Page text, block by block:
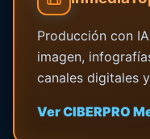
Producción con
imagen,
canales digitales
Ver CIBERPRO